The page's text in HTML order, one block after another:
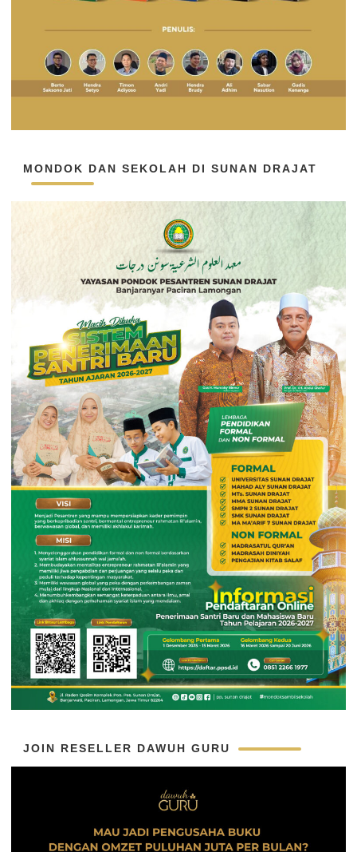
MONDOK DAN SEKOLAH DI SUNAN DRAJAT
JOIN RESELLER DAWUH GURU